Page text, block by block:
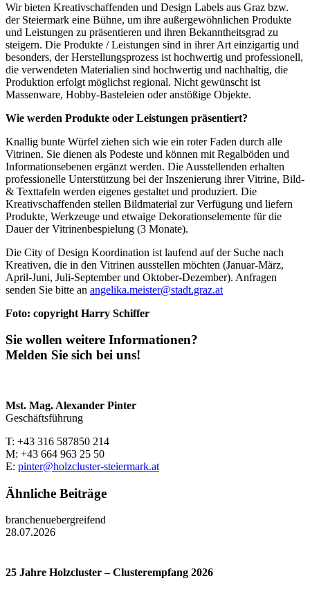
Wir bieten Kreativschaffenden und Design Labels aus Graz bzw.
der Steiermark eine Bühne, um ihre außergewöhnlichen Produkte
und Leistungen zu präsentieren und ihren Bekanntheitsgrad zu
steigern. Die Produkte / Leistungen sind in ihrer Art einzigartig und
besonders, der Herstellungsprozess ist hochwertig und professionell,
die verwendeten Materialien sind hochwertig und nachhaltig, die
Produktion erfolgt möglichst regional. Nicht gewünscht ist
Massenware, Hobby-Basteleien oder anstößige Objekte.
Wie werden Produkte oder Leistungen präsentiert?
Knallig bunte Würfel ziehen sich wie ein roter Faden durch alle
Vitrinen. Sie dienen als Podeste und können mit Regalböden und
Informationsebenen ergänzt werden. Die Ausstellenden erhalten
professionelle Unterstützung bei der Inszenierung ihrer Vitrine, Bild-
& Texttafeln werden eigenes gestaltet und produziert. Die
Kreativschaffenden stellen Bildmaterial zur Verfügung und liefern
Produkte, Werkzeuge und etwaige Dekorationselemente für die
Dauer der Vitrinenbespielung (3 Monate).
Die City of Design Koordination ist laufend auf der Suche nach
Kreativen, die in den Vitrinen ausstellen möchten (Januar-März,
April-Juni, Juli-September und Oktober-Dezember). Anfragen
senden Sie bitte an angelika.meister@stadt.graz.at
Foto: copyright Harry Schiffer
Sie wollen weitere Informationen?
Melden Sie sich bei uns!
Mst. Mag. Alexander Pinter
Geschäftsführung
T: +43 316 587850 214
M: +43 664 963 25 50
E: pinter@holzcluster-steiermark.at
Ähnliche Beiträge
branchenuebergreifend
28.07.2026
25 Jahre Holzcluster – Clusterempfang 2026